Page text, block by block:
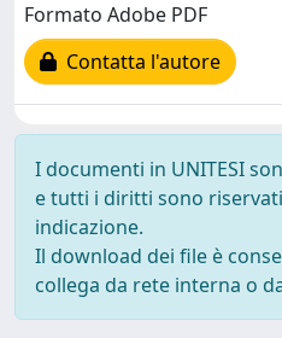
Formato Adobe PDF
Contatta l'autore
I documenti in UNITESI
e tutti i diritti sono
indicazione.
Il download dei file è
collega da rete interna o